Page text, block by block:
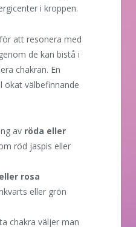
i kroppen.
att resonera med
de kan bistå i
chakran. En
ökat välbefinnande
av röda eller
röd jaspis eller
rosa
eller grön
chakra väljer man